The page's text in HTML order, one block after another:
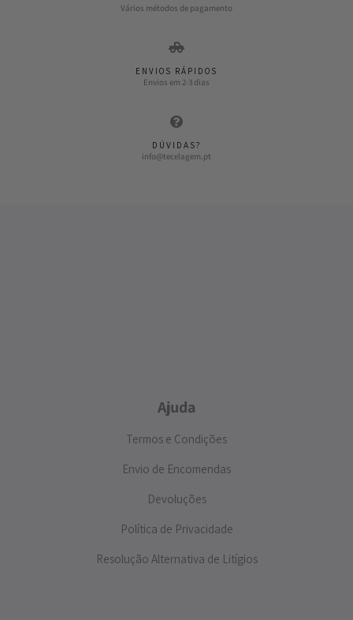
Vários métodos de pagamento
ENVIOS RÁPIDOS
Envios em 2-3 dias
DÚVIDAS?
info@tecelagem.pt
Ajuda
Termos e Condições
Envio de Encomendas
Devoluções
Política de Privacidade
Resolução Alternativa de Litígios